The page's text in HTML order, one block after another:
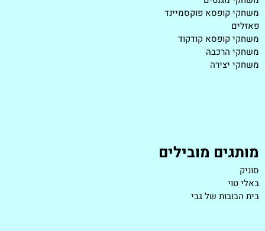
משחקי קופסא פוקסמיינד
פאזלים
משחקי קופסא קודקוד
משחקי הרכבה
משחקי יצירה
מותגים מובילים
סוניק
באלי טוי
בית הבובות של גבי